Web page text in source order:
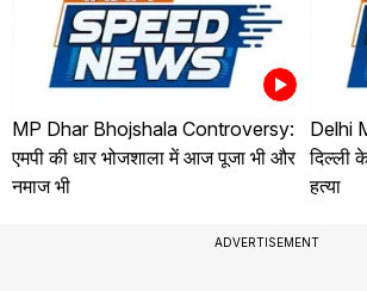
MP Dhar Bhojshala Controversy:
एमपी की धार भोजशाला में आज पूजा भी और
नमाज भी
Delhi
दिल्ली
हत्या
ADVERTISEMENT